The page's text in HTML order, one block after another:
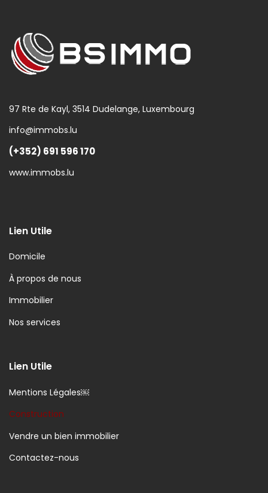
97 Rte de Kayl, 3514 Dudelange, Luxembourg
info@immobs.lu
(+352) 691 596 170
www.immobs.lu
Lien Utile
Domicile
À propos de nous
Immobilier
Nos services
Lien Utile
Mentions Légales￼
Construction
Vendre un bien immobilier
Contactez-nous